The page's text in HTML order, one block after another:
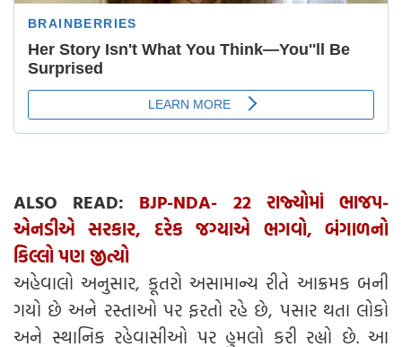
ALSO READ: BJP-NDA- 22 રાજ્યોમાં ભાજપ-
એનડીએ સરકાર, દરેક જગ્યાએ ભગવો, બંગાળનો
કિલ્લો પણ જીત્યો
અહેવાલો અનુસાર, કૂતરો અસામાન્ય રીતે આક્રમક બની
ગયો છે અને રસ્તાઓ પર ફરતો રહે છે, પસાર થતા લોકો
અને સ્થાનિક રહેવાસીઓ પર હુમલો કરી રહ્યો છે. આ